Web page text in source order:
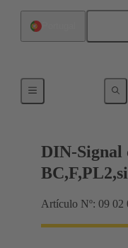
DIN-Signal
Artículo Nº: 09 02